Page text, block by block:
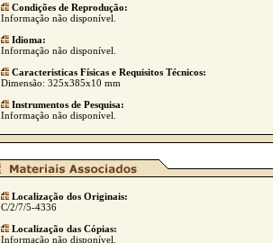
Condições de Reprodução:
Informação não disponível.
Idioma:
Informação não disponível.
Caracteristicas Físicas e Requisitos Técnicos:
Dimensão: 325x385x10 mm
Instrumentos de Pesquisa:
Informação não disponível.
Localização dos Originais:
C/2/7/5-4336
Localização das Cópias:
Informação não disponível.